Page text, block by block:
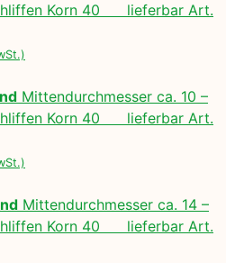
Korn 40 lieferbar Art.
Mittendurchmesser ca. 10 –
Korn 40 lieferbar Art.
Mittendurchmesser ca. 14 –
Korn 40 lieferbar Art.